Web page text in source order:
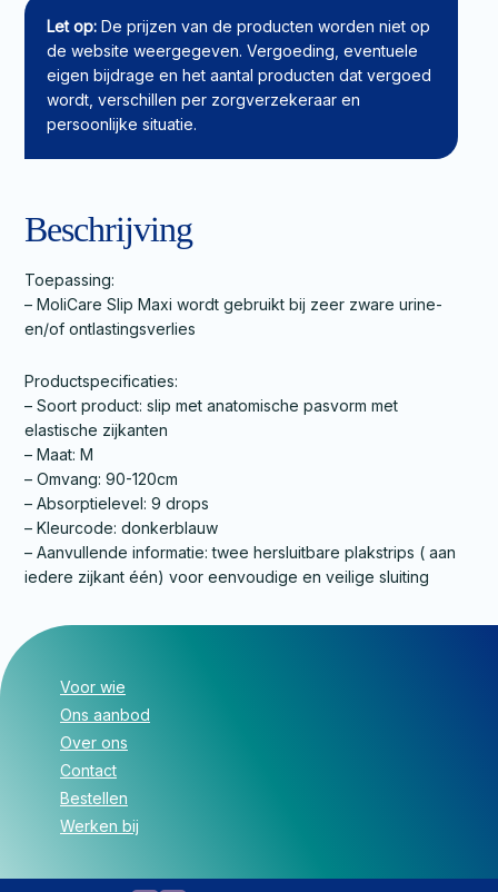
Let op: De prijzen van de producten worden niet op
de website weergegeven. Vergoeding, eventuele
eigen bijdrage en het aantal producten dat vergoed
wordt, verschillen per zorgverzekeraar en
persoonlijke situatie.
Beschrijving
Toepassing:
– MoliCare Slip Maxi wordt gebruikt bij zeer zware urine-
en/of ontlastingsverlies
Productspecificaties:
– Soort product: slip met anatomische pasvorm met
elastische zijkanten
– Maat: M
– Omvang: 90-120cm
– Absorptielevel: 9 drops
– Kleurcode: donkerblauw
– Aanvullende informatie: twee hersluitbare plakstrips ( aan
iedere zijkant één) voor eenvoudige en veilige sluiting
Voor wie
Ons aanbod
Over ons
Contact
Bestellen
Werken bij